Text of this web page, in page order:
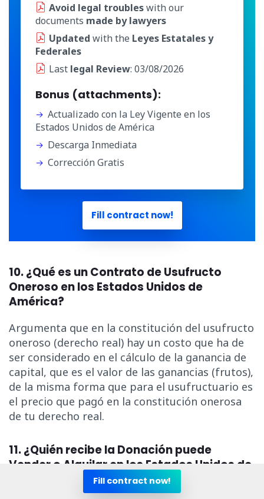
Avoid legal troubleswith our
documents made by lawyers
Updated with the Leyes Estatales y
Federales
Last legal Review: 03/08/2026
Bonus (attachments):
Actualizado con la Ley Vigente en los
Estados Unidos de América
Descarga Inmediata
Corrección Gratis
Fill contract now!
10. ¿Qué es un Contrato de Usufructo
Oneroso en los Estados Unidos de
América?
Argumenta que en la constitución del usufructo
oneroso (derecho real) hay un costo que ha de
ser considerado en el cálculo de la ganancia de
capital, que es el valor de las ganancias (frutos),
de la misma forma que para el usufructuario es
el precio que pagó en la constitución onerosa
de tu derecho real.
11. ¿Quién recibe la Donación puede
Vender o Alquilar en los Estados Unidos de
Fill contract now!